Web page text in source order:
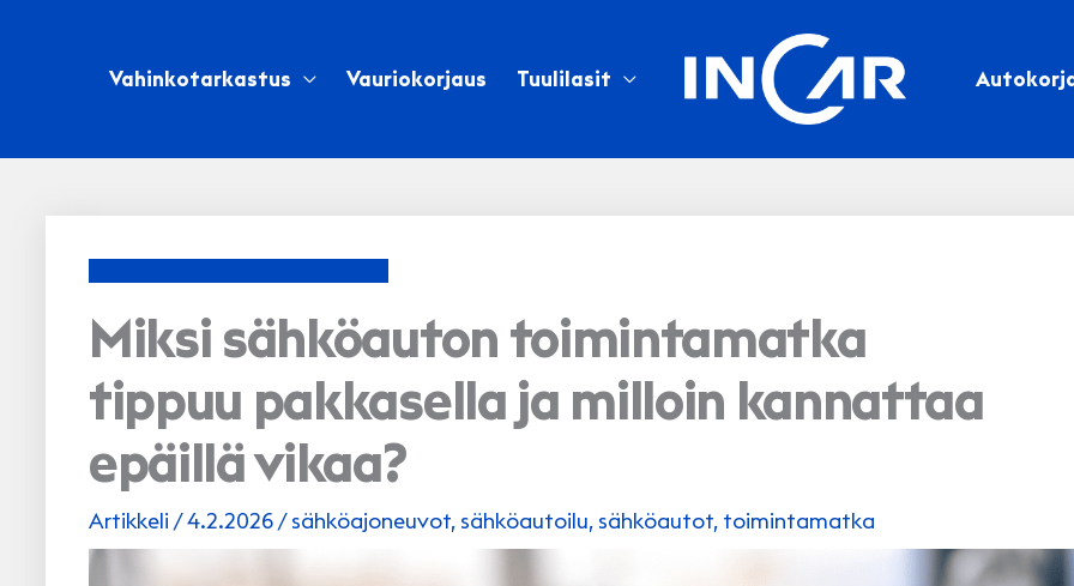
Vahinkotarkastus Vauriokorjaus Tuulilasit
Miksi sähköauton toimintamatka
tippuu pakkasella ja milloin kannattaa
epäillä vikaa?
Artikkeli /4.2.2026/sähköajoneuvot, sähköautoilu, sähköautot, toimintamatka